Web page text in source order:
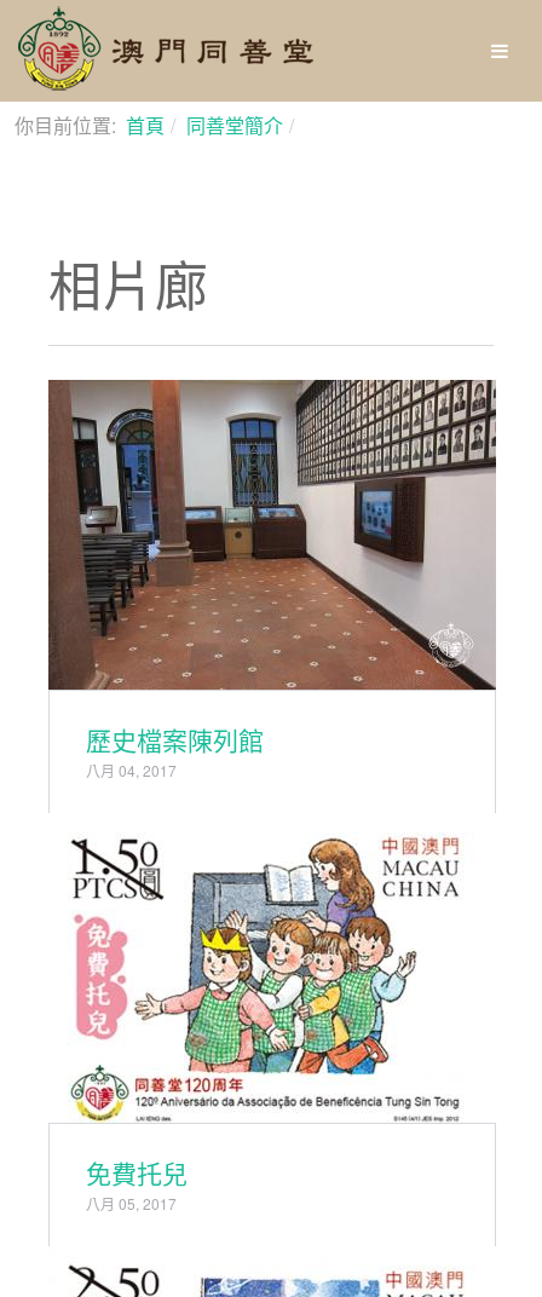
你目前位置: 首頁 同善堂簡介
相片廊
歷史檔案陳列館
八月 04, 2017
免費托兒
八月 05, 2017